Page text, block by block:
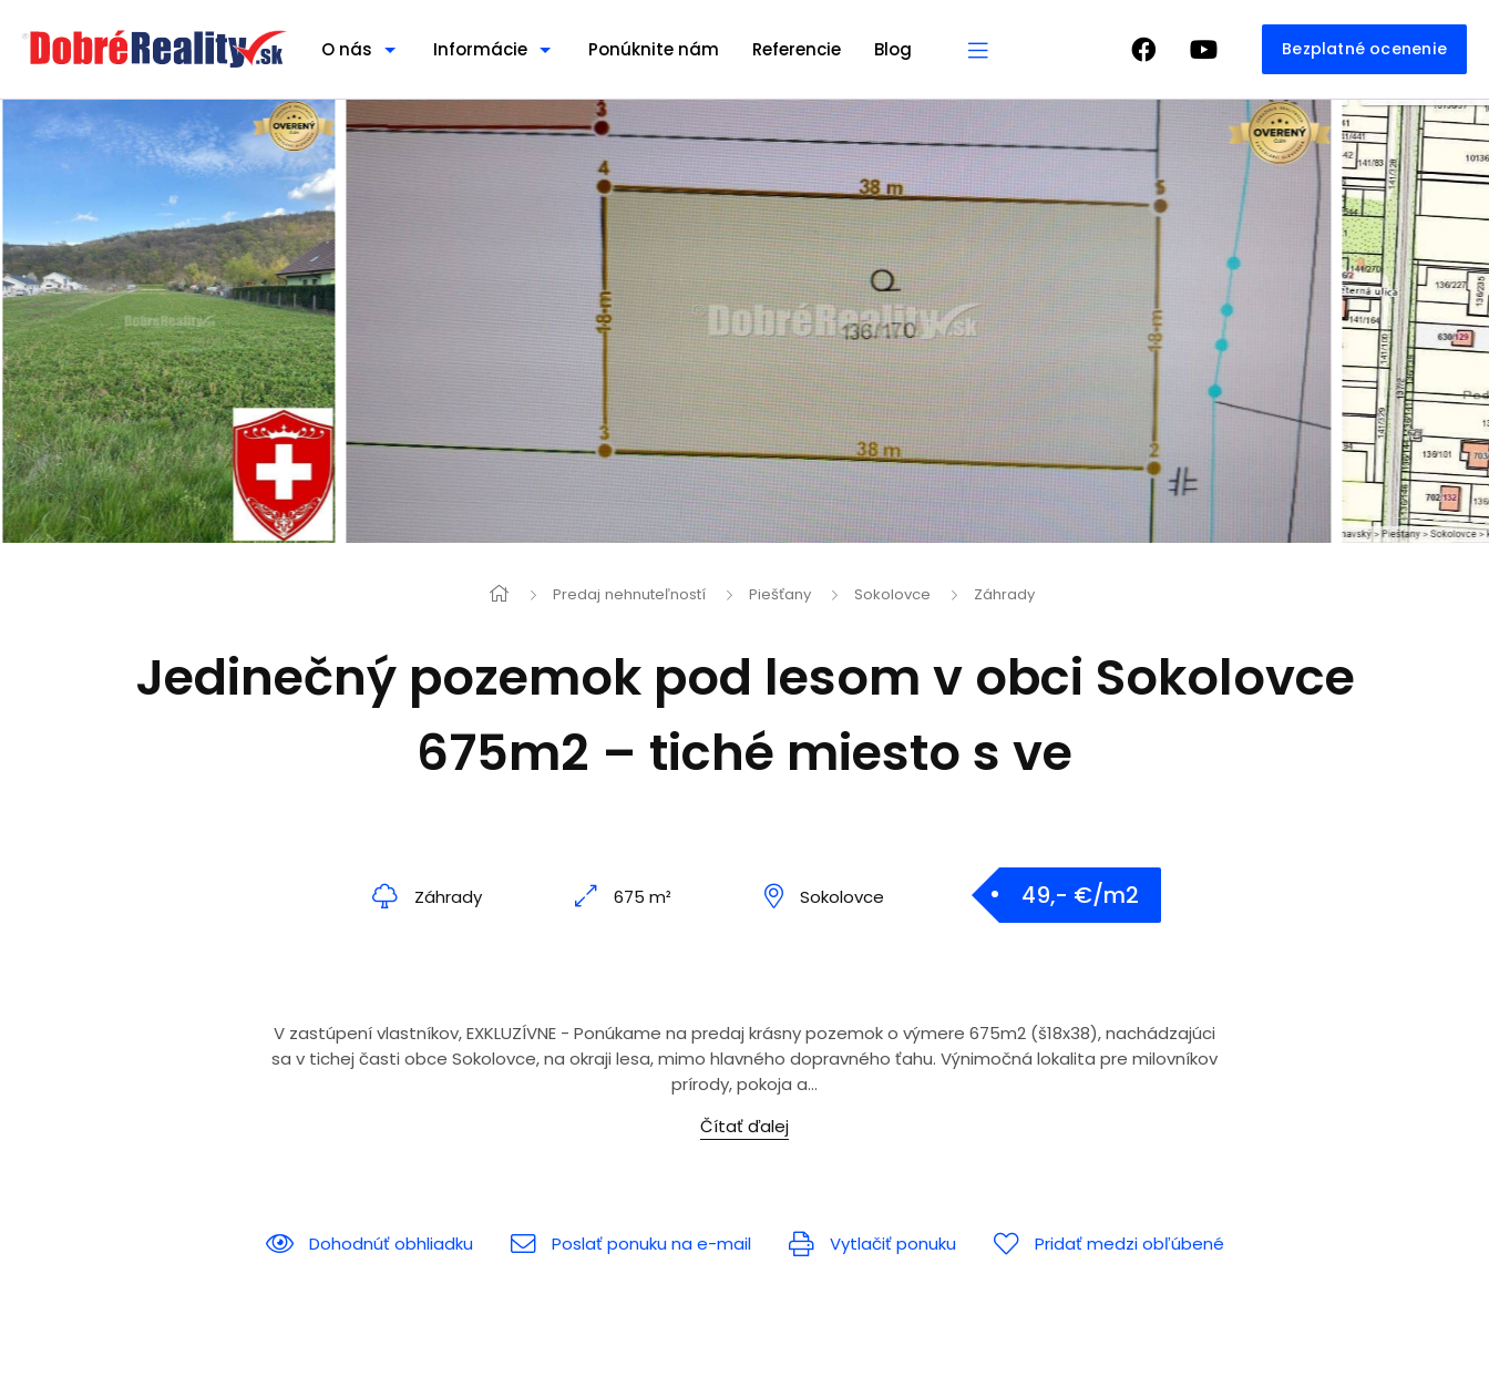
O nás Informácie Ponúknite nám Referencie Blog Bezplatné ocenenie
Predaj nehnuteľností Piešťany Sokolovce Záhrady
Jedinečný pozemok pod lesom v obci Sokolovce
675m2 – tiché miesto s ve
Záhrady 675 m² Sokolovce 49,- €/m2
V zastúpení vlastníkov, EXKLUZÍVNE - Ponúkame na predaj krásny pozemok o výmere 675m2 (š18x38), nachádzajúci
sa v tichej časti obce Sokolovce, na okraji lesa, mimo hlavného dopravného ťahu. Výnimočná lokalita pre milovníkov
prírody, pokoja a...
Čítať ďalej
Dohodnúť obhliadku Poslať ponuku na e-mail Vytlačiť ponuku Pridať medzi obľúbené